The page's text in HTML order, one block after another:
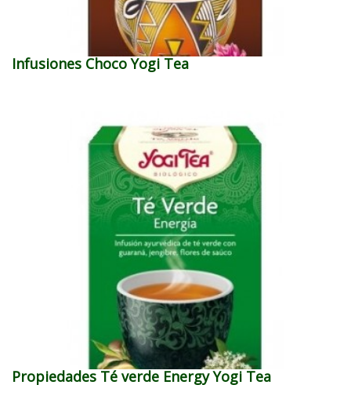
Infusiones Choco Yogi Tea
Propiedades Té verde Energy Yogi Tea